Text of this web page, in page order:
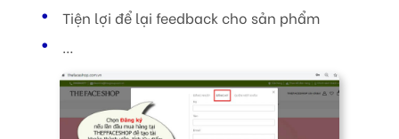
Tiện lợi để lại feedback cho sản phẩm
…